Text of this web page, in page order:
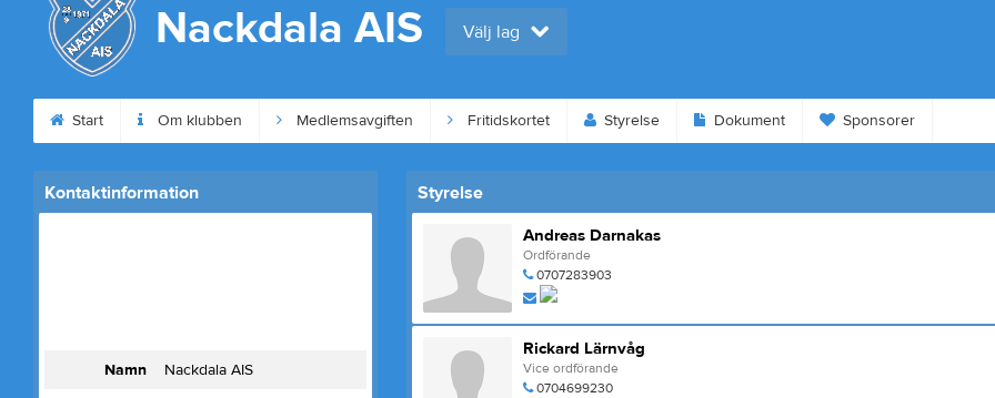
Nackdala AIS Välj lag
Start Om klubben Medlemsavgiften Fritidskortet Styrelse Dokument Sponsorer
Kontaktinformation
Namn Nackdala AIS
Styrelse
Andreas Darnakas
Ordförande
0707283903
Rickard Lärnvåg
Vice ordförande
0704699230